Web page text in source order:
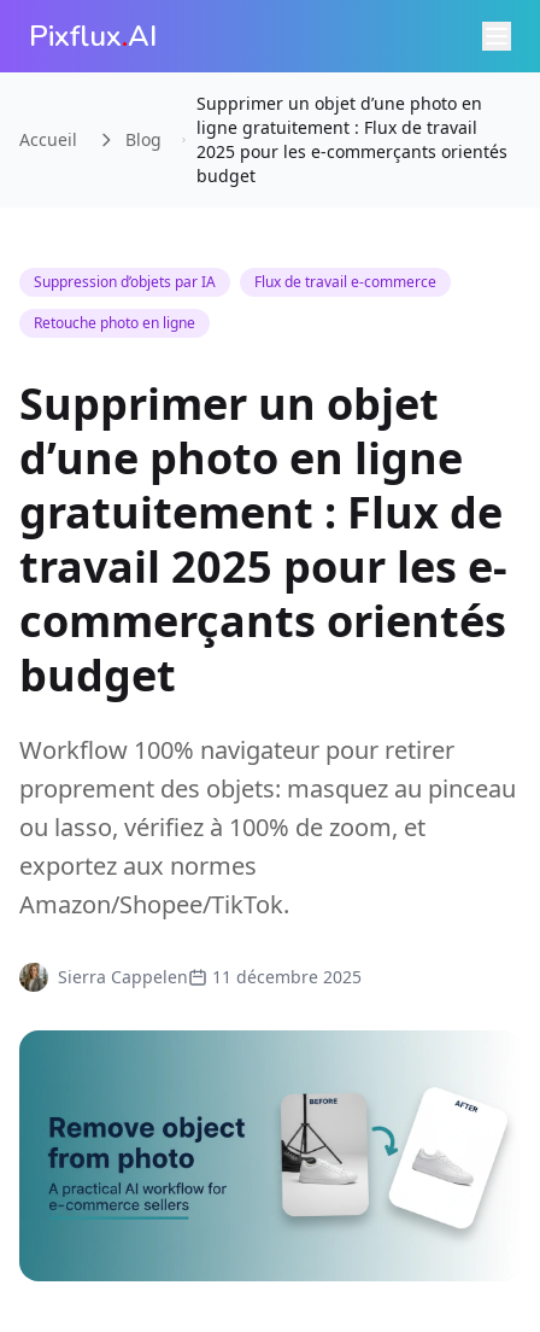
Pixflux.AI
Accueil Blog
Supprimer un objet d’une photo en
ligne gratuitement : Flux de travail
2025 pour les e-commerçants orientés
budget
Suppression d’objets par IA
Flux de travail e-commerce
Retouche photo en ligne
Supprimer un objet
d’une photo en ligne
gratuitement : Flux de
travail 2025 pour les e-
commerçants orientés
budget
Workflow 100% navigateur pour retirer
proprement des objets: masquez au pinceau
ou lasso, vérifiez à 100% de zoom, et
exportez aux normes
Amazon/Shopee/TikTok.
Sierra Cappelen 11 décembre 2025